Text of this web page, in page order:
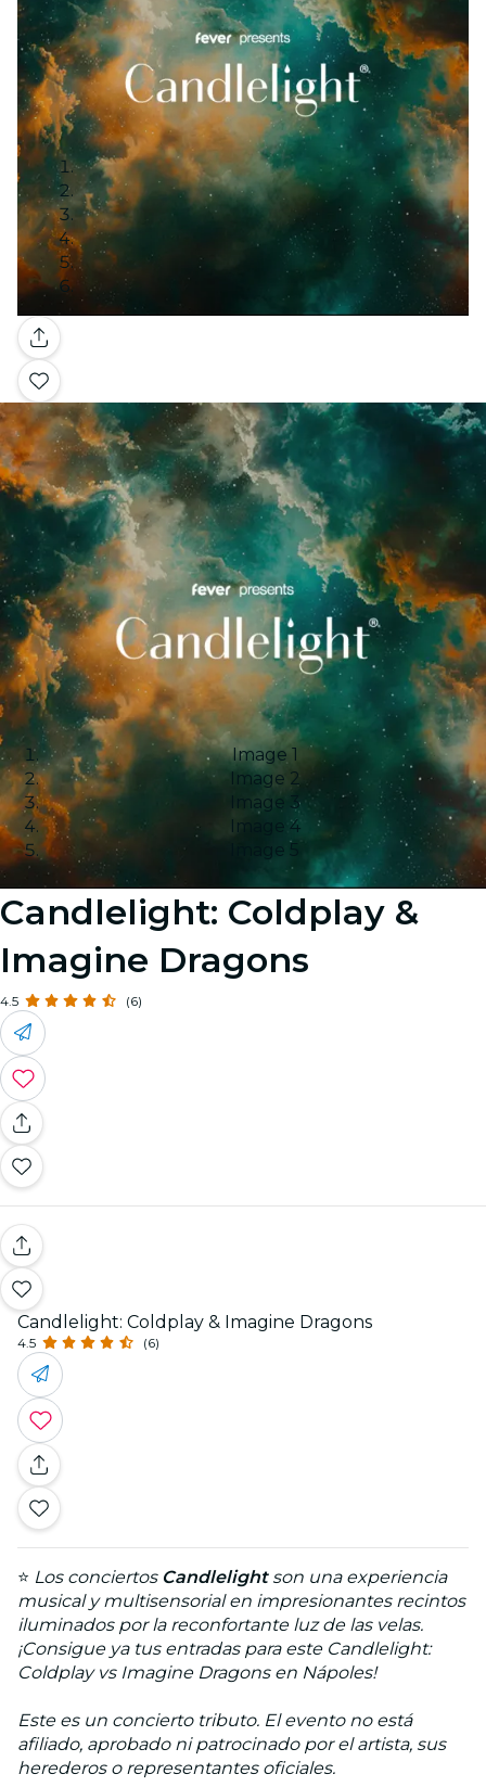
Galería
Image 1
Image 2
Image 3
Image 4
Image 5
Candlelight: Coldplay &
Imagine Dragons
4.5 (6)
Candlelight: Coldplay & Imagine Dragons
4.5 (6)
⭐ Los conciertos Candlelightson una experiencia
musical y multisensorial en impresionantes recintos
iluminados por la reconfortante luz de las velas.
¡Consigue ya tus entradas para este Candlelight:
Coldplay vs Imagine Dragons en Nápoles!
Este es un concierto tributo. El evento no está
afiliado, aprobado ni patrocinado por el artista, sus
herederos o representantes oficiales.